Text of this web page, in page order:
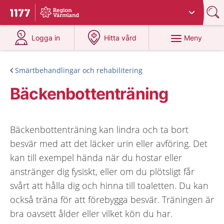
Till startsidan för 1177
Du har valt region
Logga in
på 1177.se
Hitta vård
på 1177.se
Meny
Smärtbehandlingar och rehabilitering
Bäckenbottenträning
Bäckenbottenträning kan lindra och ta bort
besvär med att det läcker urin eller avföring. Det
kan till exempel hända när du hostar eller
anstränger dig fysiskt, eller om du plötsligt får
svårt att hålla dig och hinna till toaletten. Du kan
också träna för att förebygga besvär. Träningen är
bra oavsett ålder eller vilket kön du har.